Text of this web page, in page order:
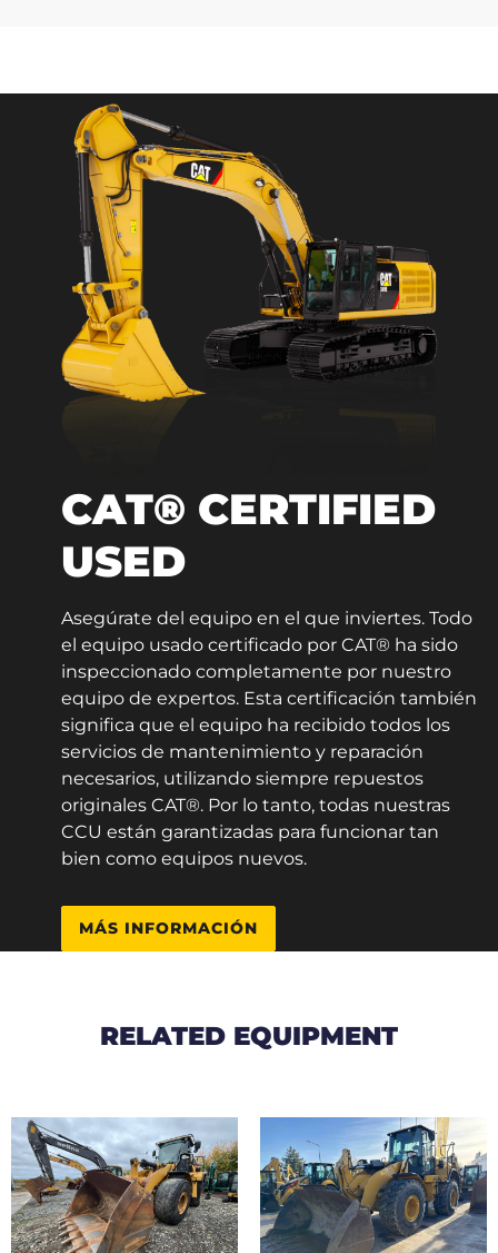
CAT® CERTIFIED
USED
Asegúrate del equipo en el que inviertes. Todo
el equipo usado certificado por CAT® ha sido
inspeccionado completamente por nuestro
equipo de expertos. Esta certificación también
significa que el equipo ha recibido todos los
servicios de mantenimiento y reparación
necesarios, utilizando siempre repuestos
originales CAT®. Por lo tanto, todas nuestras
CCU están garantizadas para funcionar tan
bien como equipos nuevos.
MÁS INFORMACIÓN
RELATED EQUIPMENT